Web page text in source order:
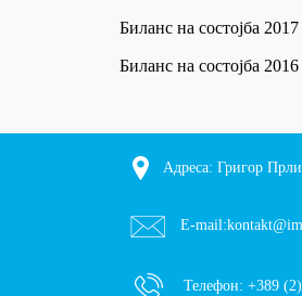
Биланс на состојба 2017
Биланс на состојба 2016
Адреса: Григор
E-mail:
Телефон: +389